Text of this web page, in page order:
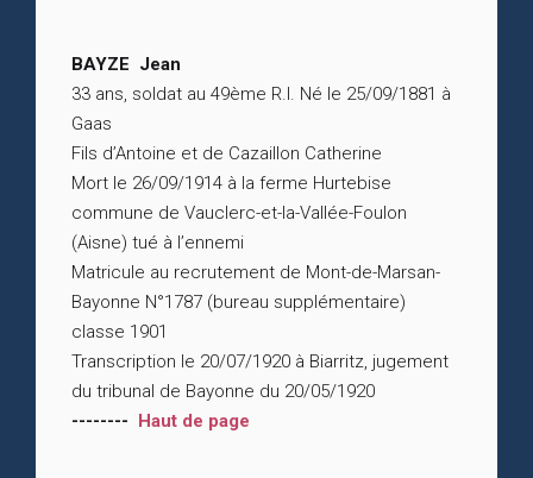
BAYZE Jean
33 ans, soldat au 49ème R.I. Né le 25/09/1881 à
Gaas
Fils d’Antoine et de Cazaillon Catherine
Mort le 26/09/1914 à la ferme Hurtebise
commune de Vauclerc-et-la-Vallée-Foulon
(Aisne) tué à l’ennemi
Matricule au recrutement de Mont-de-Marsan-
Bayonne N°1787 (bureau supplémentaire)
classe 1901
Transcription le 20/07/1920 à Biarritz, jugement
du tribunal de Bayonne du 20/05/1920
-------- Haut de page